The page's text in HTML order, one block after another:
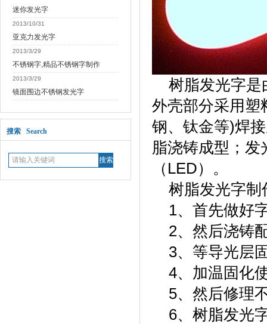
迷你发光字
2013/10/31
亚克力发光字
2013/3/29
不锈钢字,精品不锈钢字制作
2013/3/29
镜面围边不锈钢发光字
搜索 Search
树脂发光字是
外壳部分采用塑
钢、钛金等)焊
脂浇铸成型；发
（LED）。
树脂发光字制
1、首先做好
2、然后浇铸
3、等导光层
4、加温固化
5、然后修理
6、树脂发光